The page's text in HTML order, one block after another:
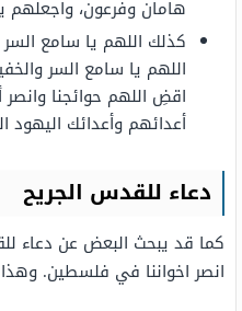
هامان وفرعون، واجعلهم
كذلك اللهم يا سامع
اللهم يا سامع السر
اقضِ اللهم حوائجنا
أعدائهم وأعدائك اليهود
دعاء للقدس الجريح
كما قد يبحث البعض عن دعاء
انصر اخواننا في فلسطين. وهذا